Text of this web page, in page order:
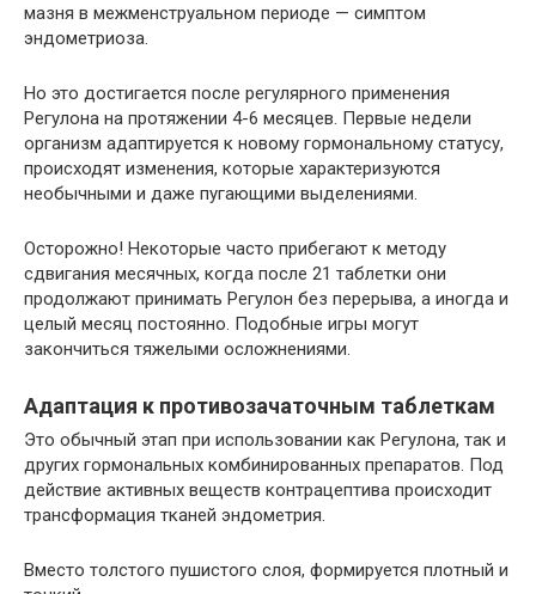
мазня в межменструальном периоде — симптом
эндометриоза.
Но это достигается после регулярного применения
Регулона на протяжении 4-6 месяцев. Первые недели
организм адаптируется к новому гормональному статусу,
происходят изменения, которые характеризуются
необычными и даже пугающими выделениями.
Осторожно! Некоторые часто прибегают к методу
сдвигания месячных, когда после 21 таблетки они
продолжают принимать Регулон без перерыва, а иногда и
целый месяц постоянно. Подобные игры могут
закончиться тяжелыми осложнениями.
Адаптация к противозачаточным таблеткам
Это обычный этап при использовании как Регулона, так и
других гормональных комбинированных препаратов. Под
действие активных веществ контрацептива происходит
трансформация тканей эндометрия.
Вместо толстого пушистого слоя, формируется плотный и